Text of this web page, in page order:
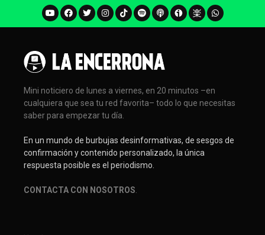
Mini noticiero de lunes a viernes, en 20 minutos –en
cualquiera que sea tu red favorita– todo lo que necesitas
saber para empezar tu día.
En un mundo de burbujas desinformativas, de sesgos de
confirmación y contenido personalizado, la única
respuesta posible es el periodismo.
CONTACTA CON NOSOTROS